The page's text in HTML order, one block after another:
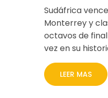
Sudáfrica
Monterrey y
octavos de
vez en su
LEER MAS